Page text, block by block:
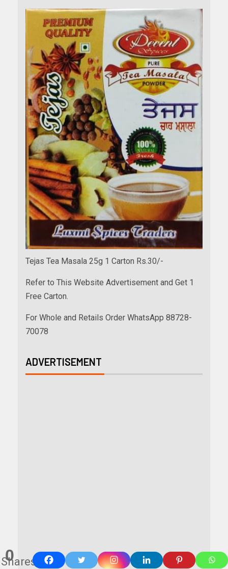
0
Shares
Tejas Tea Masala 25g 1 Carton Rs.30/-
Refer to This Website Advertisement and Get 1
Free Carton.
For Whole and Retails Order WhatsApp 88728-
70078
ADVERTISEMENT